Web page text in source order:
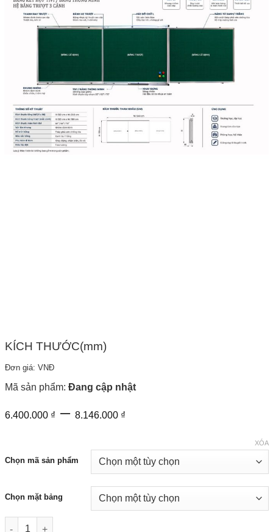
KÍCH THƯỚC(mm)
Đơn giá: VNĐ
Mã sản phẩm: Đang cập nhật
6.400.000 ₫ – 8.146.000 ₫Khoảng
từ
6.400.000 ₫
đến
8.146.000 ₫
Chọn mã sản phẩm
Chọn mặt bảng
XÓA
Bảng Trượt Ngang 3 Tấm số lượng